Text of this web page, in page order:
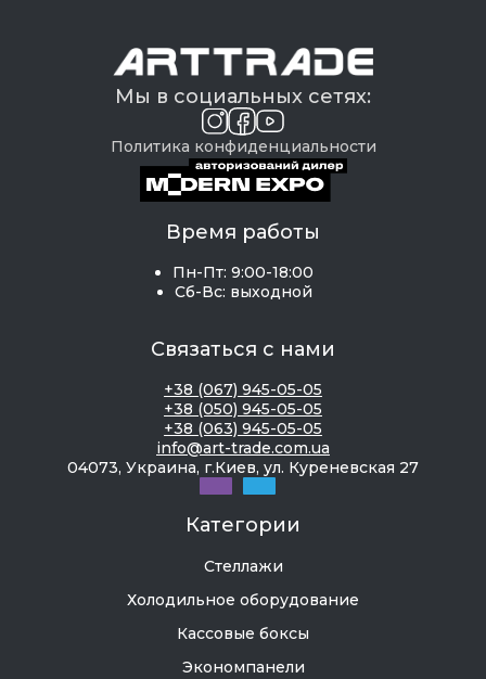
Мы в социальных сетях:
Политика конфиденциальности
Время работы
Пн-Пт: 9:00-18:00
Сб-Вс: выходной
Связаться с нами
+38 (067) 945-05-05
+38 (050) 945-05-05
+38 (063) 945-05-05
info@art-trade.com.ua
04073, Украина, г.Киев, ул. Куреневская 27
Категории
Стеллажи
Холодильное оборудование
Кассовые боксы
Экономпанели